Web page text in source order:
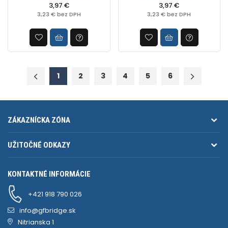
profesionálne využitie,
objem 400ml
3,97 €
3,23 € bez DPH
profesionálne využitie,
objem 400ml
3,97 €
3,23 € bez DPH
1 2 3 4 5 6
ZÁKAZNÍCKA ZÓNA
UŽITOČNÉ ODKAZY
KONTAKTNÉ INFORMÁCIE
+421 918 790 026
info@gfbridge.sk
Nitrianska 1